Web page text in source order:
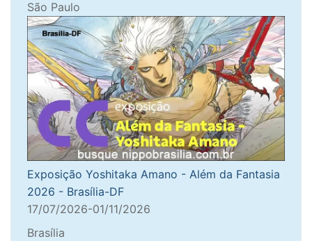
São Paulo
Exposição Yoshitaka Amano - Além da Fantasia
2026 - Brasília-DF
17/07/2026-01/11/2026
Brasília